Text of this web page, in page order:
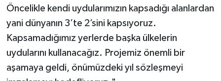
Öncelikle kendi uydularımızın kapsadığı alanlardan
yani dünyanın 3’te 2’sini kapsıyoruz.
Kapsamadığımız yerlerde başka ülkelerin
uydularını kullanacağız. Projemiz önemli bir
aşamaya geldi, önümüzdeki yıl sözleşmeyi